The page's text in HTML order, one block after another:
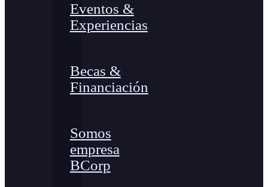
Eventos &
Experiencias
Becas &
Financiación
Somos
empresa
BCorp